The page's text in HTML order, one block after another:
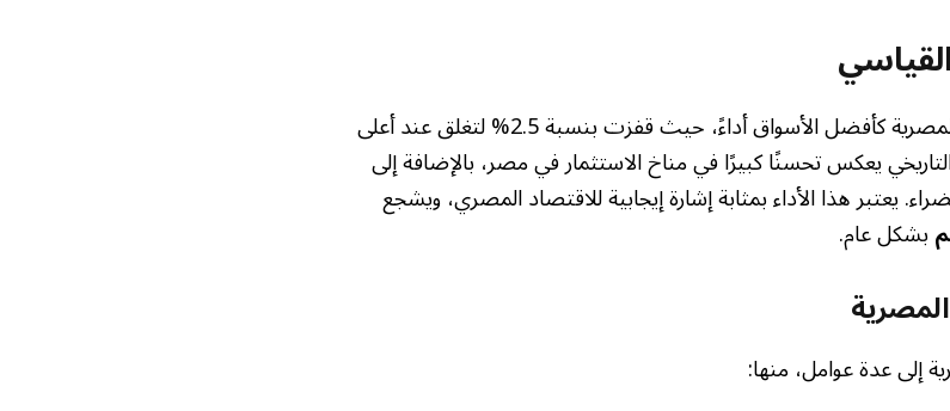
خارج منطقة الخليج، برزت البورصة المصرية كأفضل الأسواق أداءً، حيث قفزت بنسبة 2.5% لتغلق عند أعلى
يعكس تحسنًا كبيرًا في مناخ الاستثمار في مصر، بالإضافة إلى
يعتبر هذا الأداء بمثابة إشارة إيجابية للاقتصاد المصري، ويشجع
بشكل عام.
إلى عدة عوامل، منها: